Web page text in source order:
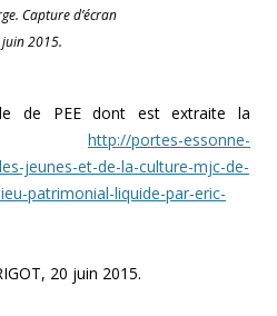
Capture d’écran
2015.
de PEE dont est extraite la
http://portes-essonne-
jeunes-et-de-la-culture-mjc-de-
patrimonial-liquide-par-eric-
20 juin 2015.